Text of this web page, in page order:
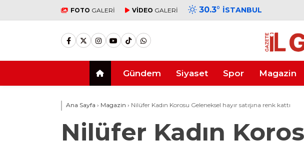
FOTO GALERİ VİDEO GALERİ 30.3° İSTANBUL
Gündem Siyaset Spor Magazin
Ana Sayfa › Magazin › Nilüfer Kadın Korosu Geleneksel hayır satışına renk kattı
Nilüfer Kadın